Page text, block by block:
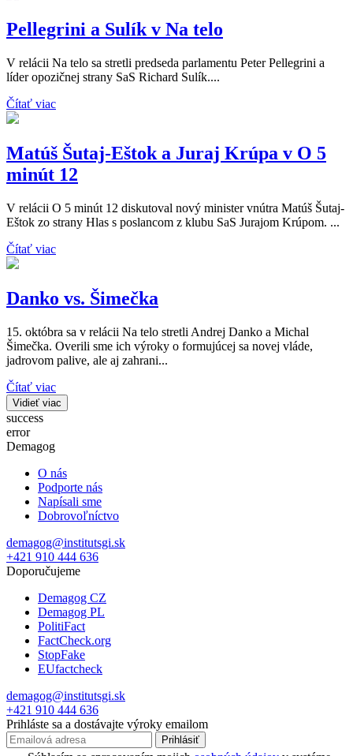
Pellegrini a Sulík v Na telo
V relácii Na telo sa stretli predseda parlamentu Peter Pellegrini a
líder opozičnej strany SaS Richard Sulík....
Čítať viac
Matúš Šutaj-Eštok a Juraj Krúpa v O 5
minút 12
V relácii O 5 minút 12 diskutoval nový minister vnútra Matúš Šutaj-
Eštok zo strany Hlas s poslancom z klubu SaS Jurajom Krúpom. ...
Čítať viac
Danko vs. Šimečka
15. októbra sa v relácii Na telo stretli Andrej Danko a Michal
Šimečka. Overili sme ich výroky o formujúcej sa novej vláde,
jadrovom palive, ale aj zahrani...
Čítať viac
Vidieť viac
success
error
Demagog
O nás
Podporte nás
Napísali sme
Dobrovoľníctvo
demagog@institutsgi.sk
+421 910 444 636
Doporučujeme
Demagog CZ
Demagog PL
PolitiFact
FactCheck.org
StopFake
EUfactcheck
demagog@institutsgi.sk
+421 910 444 636
Prihláste sa a dostávajte výroky emailom
Prihlásiť